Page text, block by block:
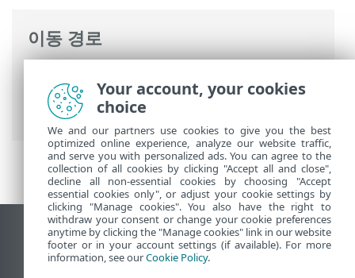
이동 경로
명령과 함께 ESET Mail Security>설정> 도
구 - 진단 로깅
데스크톱 사이트 보기
End of Life
Your account, your cookies
choice
We and our partners use cookies to give you the best
optimized online experience, analyze our website traffic,
and serve you with personalized ads. You can agree to the
collection of all cookies by clicking "Accept all and close",
decline all non-essential cookies by choosing "Accept
essential cookies only", or adjust your cookie settings by
clicking "Manage cookies". You also have the right to
withdraw your consent or change your cookie preferences
anytime by clicking the "Manage cookies" link in our website
footer or in your account settings (if available). For more
information, see ourCookie Policy.